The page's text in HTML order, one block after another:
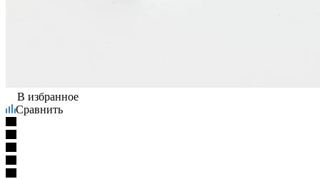
В избранное
Сравнить